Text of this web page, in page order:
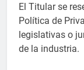
El Titular se
Política de
legislativas o
de la industria.